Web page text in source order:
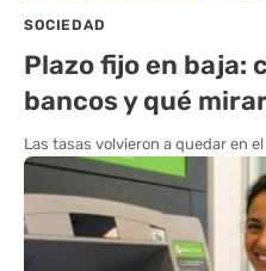
SOCIEDAD
Plazo fijo en baja:
bancos y qué
Las tasas volvieron a quedar en